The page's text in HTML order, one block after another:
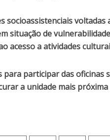
socioassistenciais voltadas
situação de
acesso a atividades
para participar das oficinas
a unidade mais